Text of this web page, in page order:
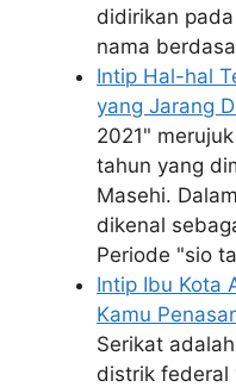
didirikan
nama
Intip Hal-hal
yang Jarang
2021"
tahun yang
Masehi.
dikenal
Periode "sio
Intip Ibu Kota
Kamu
Serikat
distrik federal